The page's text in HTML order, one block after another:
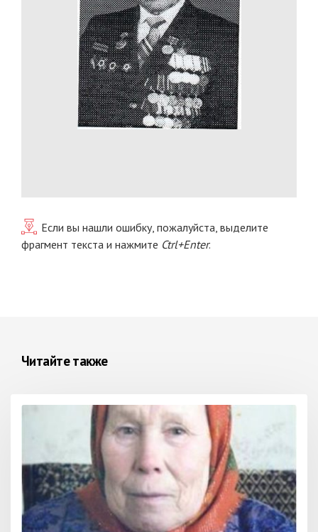
Если вы нашли ошибку, пожалуйста, выделите
фрагмент текста и нажмите Ctrl+Enter.
Читайте также